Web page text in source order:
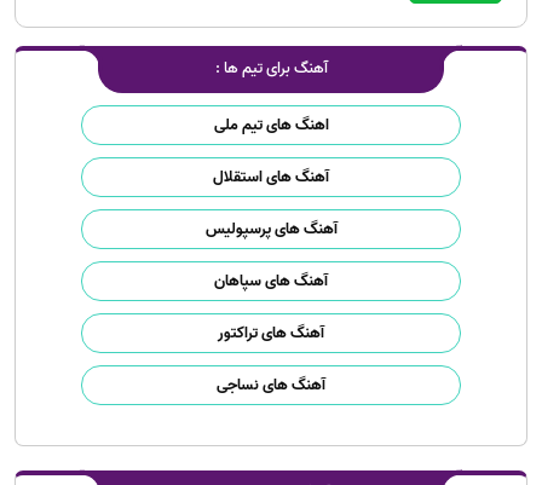
آهنگ برای تیم ها :
اهنگ های تیم ملی
آهنگ های استقلال
آهنگ های پرسپولیس
آهنگ های سپاهان
آهنگ های تراکتور
آهنگ های نساجی